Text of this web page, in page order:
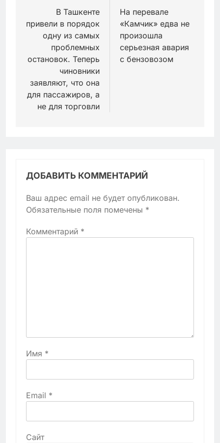
записям
В Ташкенте
привели в порядок
одну из самых
проблемных
остановок. Теперь
чиновники
заявляют, что она
для пассажиров, а
не для торговли
На перевале
«Камчик» едва не
произошла
серьезная авария
с бензовозом
ДОБАВИТЬ КОММЕНТАРИЙ
Ваш адрес email не будет опубликован.
Обязательные поля помечены *
Комментарий *
Имя *
Email *
Сайт